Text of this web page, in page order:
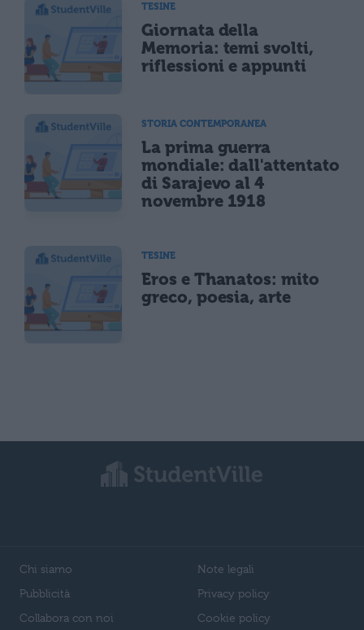
TESINE
Giornata della
Memoria: temi svolti,
riflessioni e appunti
STORIA CONTEMPORANEA
La prima guerra
mondiale: dall'attentato
di Sarajevo al 4
novembre 1918
TESINE
Eros e Thanatos: mito
greco, poesia, arte
Chi siamo
Pubblicità
Collabora con noi
Note legali
Privacy policy
Cookie policy